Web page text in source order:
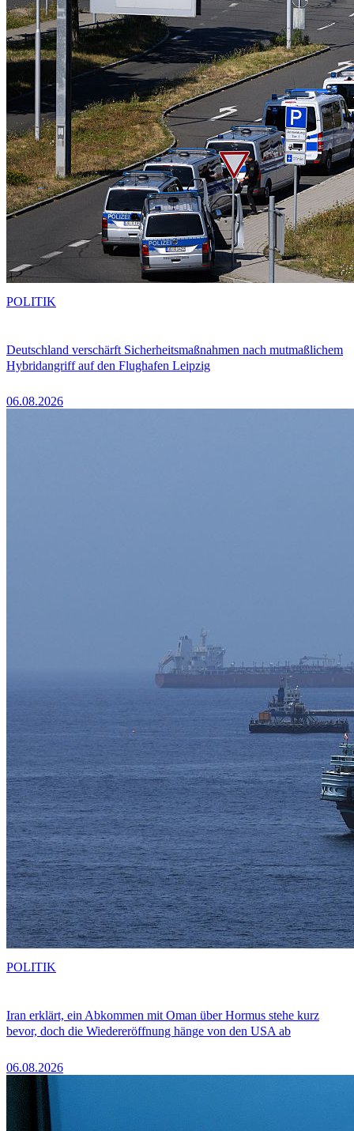
Deutschland verschärft Sicherheitsmaßnahmen nach mutmaßlichem
Hybridangriff auf den Flughafen Leipzig
06.08.2026
POLITIK
Iran erklärt, ein Abkommen mit Oman über Hormus stehe kurz
bevor, doch die Wiedereröffnung hänge von den USA ab
06.08.2026
POLITIK